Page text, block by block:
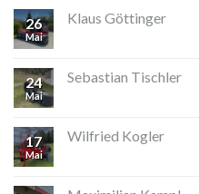
26
Mai
Klaus Göttinger
24
Mai
Sebastian Tischler
17
Mai
Wilfried Kogler